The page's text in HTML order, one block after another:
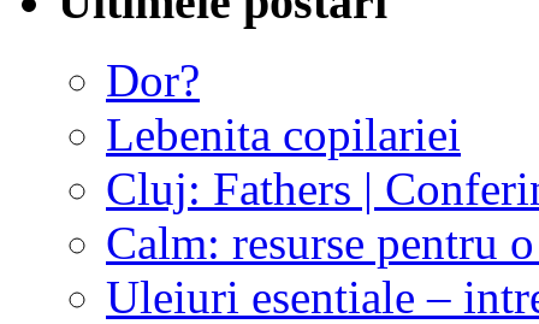
Dor?
Lebenita copilariei
Cluj: Fathers |
Calm: resurse pentru
Uleiuri esentiale –